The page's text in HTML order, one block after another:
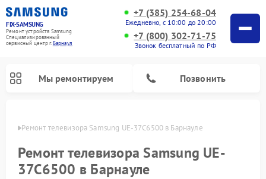
FIX-SAMSUNG
Ремонт устройств Samsung
Специализированный
cервисный центр г.Барнаул
+7 (385) 254-68-04
Ежедневно, с 10:00 до 20:00
+7 (800) 302-71-75
Звонок бесплатный по РФ
Мы ремонтируем Позвонить
Ремонт телевизора Samsung UE-37C6500 в Барнауле
Ремонт телевизора Samsung UE-
37C6500 в Барнауле